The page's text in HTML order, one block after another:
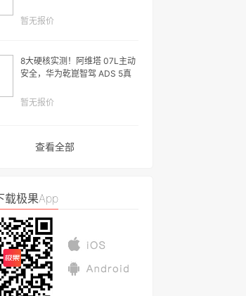
暂无报价
8大硬核实测！阿维塔 07L主动
安全，华为乾崑智驾 ADS 5真
暂无报价
查看全部
载极果App